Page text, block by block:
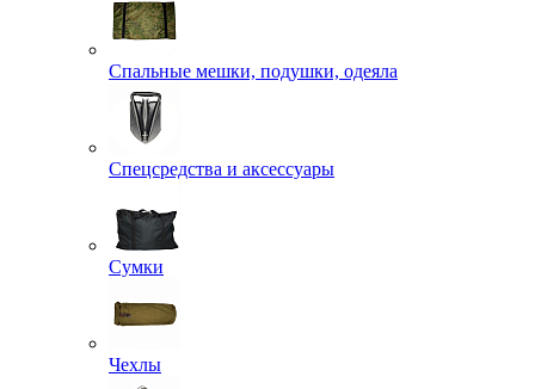
Спальные мешки, подушки, одеяла
Спецсредства и аксессуары
Сумки
Чехлы